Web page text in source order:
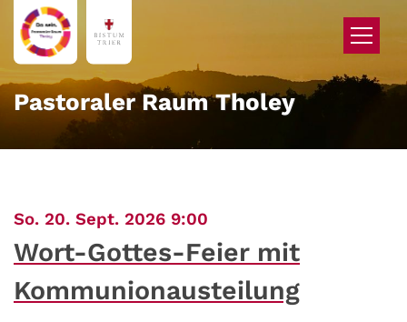
Zum Inhalt springen
Pastoraler Raum Tholey
So. 20. Sept. 2026 9:00
Wort-Gottes-Feier mit
Kommunionausteilung